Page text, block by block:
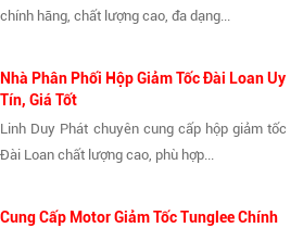
chính hãng, chất lượng cao, đa dạng...
Nhà Phân Phối Hộp Giảm Tốc Đài Loan Uy
Tín, Giá Tốt
Linh Duy Phát chuyên cung cấp hộp giảm tốc
Đài Loan chất lượng cao, phù hợp...
Cung Cấp Motor Giảm Tốc Tunglee Chính